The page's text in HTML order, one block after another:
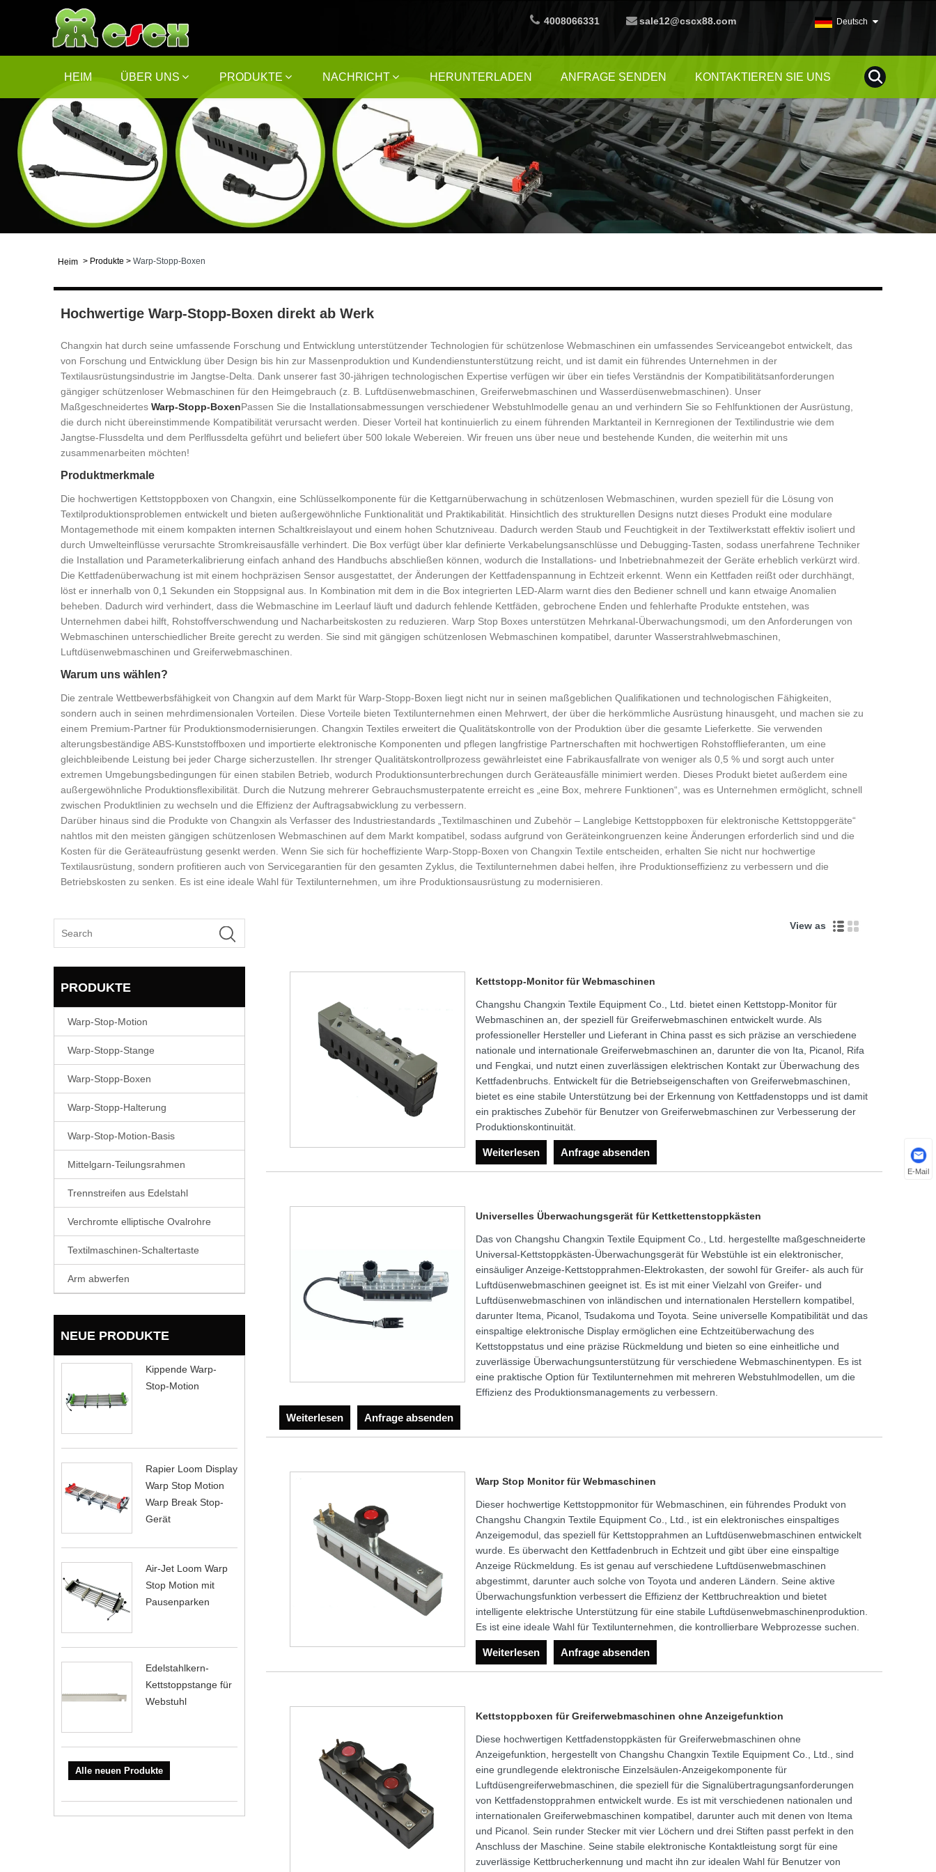
4008066331 sale12@cscx88.com Deutsch
HEIM ÜBER UNS PRODUKTE NACHRICHT HERUNTERLADEN ANFRAGE SENDEN KONTAKTIEREN SIE UNS
Heim > Produkte > Warp-Stopp-Boxen
Hochwertige Warp-Stopp-Boxen direkt ab Werk
Changxin hat durch seine umfassende Forschung und Entwicklung unterstützender Technologien für schützenlose Webmaschinen ein umfassendes Serviceangebot entwickelt, das
von Forschung und Entwicklung über Design bis hin zur Massenproduktion und Kundendienstunterstützung reicht, und ist damit ein führendes Unternehmen in der
Textilausrüstungsindustrie im Jangtse-Delta. Dank unserer fast 30-jährigen technologischen Expertise verfügen wir über ein tiefes Verständnis der Kompatibilitätsanforderungen
gängiger schützenloser Webmaschinen für den Heimgebrauch (z. B. Luftdüsenwebmaschinen, Greiferwebmaschinen und Wasserdüsenwebmaschinen). Unser
Maßgeschneidertes Warp-Stopp-BoxenPassen Sie die Installationsabmessungen verschiedener Webstuhlmodelle genau an und verhindern Sie so Fehlfunktionen der Ausrüstung,
die durch nicht übereinstimmende Kompatibilität verursacht werden. Dieser Vorteil hat kontinuierlich zu einem führenden Marktanteil in Kernregionen der Textilindustrie wie dem
Jangtse-Flussdelta und dem Perlflussdelta geführt und beliefert über 500 lokale Webereien. Wir freuen uns über neue und bestehende Kunden, die weiterhin mit uns
zusammenarbeiten möchten!
Produktmerkmale
Die hochwertigen Kettstoppboxen von Changxin, eine Schlüsselkomponente für die Kettgarnüberwachung in schützenlosen Webmaschinen, wurden speziell für die Lösung von
Textilproduktionsproblemen entwickelt und bieten außergewöhnliche Funktionalität und Praktikabilität. Hinsichtlich des strukturellen Designs nutzt dieses Produkt eine modulare
Montagemethode mit einem kompakten internen Schaltkreislayout und einem hohen Schutzniveau. Dadurch werden Staub und Feuchtigkeit in der Textilwerkstatt effektiv isoliert und
durch Umwelteinflüsse verursachte Stromkreisausfälle verhindert. Die Box verfügt über klar definierte Verkabelungsanschlüsse und Debugging-Tasten, sodass unerfahrene Techniker
die Installation und Parameterkalibrierung einfach anhand des Handbuchs abschließen können, wodurch die Installations- und Inbetriebnahmezeit der Geräte erheblich verkürzt wird.
Die Kettfadenüberwachung ist mit einem hochpräzisen Sensor ausgestattet, der Änderungen der Kettfadenspannung in Echtzeit erkennt. Wenn ein Kettfaden reißt oder durchhängt,
löst er innerhalb von 0,1 Sekunden ein Stoppsignal aus. In Kombination mit dem in die Box integrierten LED-Alarm warnt dies den Bediener schnell und kann etwaige Anomalien
beheben. Dadurch wird verhindert, dass die Webmaschine im Leerlauf läuft und dadurch fehlende Kettfäden, gebrochene Enden und fehlerhafte Produkte entstehen, was
Unternehmen dabei hilft, Rohstoffverschwendung und Nacharbeitskosten zu reduzieren. Warp Stop Boxes unterstützen Mehrkanal-Überwachungsmodi, um den Anforderungen von
Webmaschinen unterschiedlicher Breite gerecht zu werden. Sie sind mit gängigen schützenlosen Webmaschinen kompatibel, darunter Wasserstrahlwebmaschinen,
Luftdüsenwebmaschinen und Greiferwebmaschinen.
Warum uns wählen?
Die zentrale Wettbewerbsfähigkeit von Changxin auf dem Markt für Warp-Stopp-Boxen liegt nicht nur in seinen maßgeblichen Qualifikationen und technologischen Fähigkeiten,
sondern auch in seinen mehrdimensionalen Vorteilen. Diese Vorteile bieten Textilunternehmen einen Mehrwert, der über die herkömmliche Ausrüstung hinausgeht, und machen sie zu
einem Premium-Partner für Produktionsmodernisierungen. Changxin Textiles erweitert die Qualitätskontrolle von der Produktion über die gesamte Lieferkette. Sie verwenden
alterungsbeständige ABS-Kunststoffboxen und importierte elektronische Komponenten und pflegen langfristige Partnerschaften mit hochwertigen Rohstofflieferanten, um eine
gleichbleibende Leistung bei jeder Charge sicherzustellen. Ihr strenger Qualitätskontrollprozess gewährleistet eine Fabrikausfallrate von weniger als 0,5 % und sorgt auch unter
extremen Umgebungsbedingungen für einen stabilen Betrieb, wodurch Produktionsunterbrechungen durch Geräteausfälle minimiert werden. Dieses Produkt bietet außerdem eine
außergewöhnliche Produktionsflexibilität. Durch die Nutzung mehrerer Gebrauchsmusterpatente erreicht es „eine Box, mehrere Funktionen“, was es Unternehmen ermöglicht, schnell
zwischen Produktlinien zu wechseln und die Effizienz der Auftragsabwicklung zu verbessern.
Darüber hinaus sind die Produkte von Changxin als Verfasser des Industriestandards „Textilmaschinen und Zubehör – Langlebige Kettstoppboxen für elektronische Kettstoppgeräte“
nahtlos mit den meisten gängigen schützenlosen Webmaschinen auf dem Markt kompatibel, sodass aufgrund von Geräteinkongruenzen keine Änderungen erforderlich sind und die
Kosten für die Geräteaufrüstung gesenkt werden. Wenn Sie sich für hocheffiziente Warp-Stopp-Boxen von Changxin Textile entscheiden, erhalten Sie nicht nur hochwertige
Textilausrüstung, sondern profitieren auch von Servicegarantien für den gesamten Zyklus, die Textilunternehmen dabei helfen, ihre Produktionseffizienz zu verbessern und die
Betriebskosten zu senken. Es ist eine ideale Wahl für Textilunternehmen, um ihre Produktionsausrüstung zu modernisieren.
PRODUKTE
Warp-Stop-Motion
Warp-Stopp-Stange
Warp-Stopp-Boxen
Warp-Stopp-Halterung
Warp-Stop-Motion-Basis
Mittelgarn-Teilungsrahmen
Trennstreifen aus Edelstahl
Verchromte elliptische Ovalrohre
Textilmaschinen-Schaltertaste
Arm abwerfen
NEUE PRODUKTE
Kippende Warp-
Stop-Motion
Rapier Loom Display
Warp Stop Motion
Warp Break Stop-
Gerät
Air-Jet Loom Warp
Stop Motion mit
Pausenparken
Edelstahlkern-
Kettstoppstange für
Webstuhl
Alle neuen Produkte
View as
Kettstopp-Monitor für Webmaschinen
Changshu Changxin Textile Equipment Co., Ltd. bietet einen Kettstopp-Monitor für
Webmaschinen an, der speziell für Greiferwebmaschinen entwickelt wurde. Als
professioneller Hersteller und Lieferant in China passt es sich präzise an verschiedene
nationale und internationale Greiferwebmaschinen an, darunter die von Ita, Picanol, Rifa
und Fengkai, und nutzt einen zuverlässigen elektrischen Kontakt zur Überwachung des
Kettfadenbruchs. Entwickelt für die Betriebseigenschaften von Greiferwebmaschinen,
bietet es eine stabile Unterstützung bei der Erkennung von Kettfadenstopps und ist damit
ein praktisches Zubehör für Benutzer von Greiferwebmaschinen zur Verbesserung der
Produktionskontinuität.
Weiterlesen Anfrage absenden
Universelles Überwachungsgerät für Kettkettenstoppkästen
Das von Changshu Changxin Textile Equipment Co., Ltd. hergestellte maßgeschneiderte
Universal-Kettstoppkästen-Überwachungsgerät für Webstühle ist ein elektronischer,
einsäuliger Anzeige-Kettstopprahmen-Elektrokasten, der sowohl für Greifer- als auch für
Luftdüsenwebmaschinen geeignet ist. Es ist mit einer Vielzahl von Greifer- und
Luftdüsenwebmaschinen von inländischen und internationalen Herstellern kompatibel,
darunter Itema, Picanol, Tsudakoma und Toyota. Seine universelle Kompatibilität und das
einspaltige elektronische Display ermöglichen eine Echtzeitüberwachung des
Kettstoppstatus und eine präzise Rückmeldung und bieten so eine einheitliche und
zuverlässige Überwachungsunterstützung für verschiedene Webmaschinentypen. Es ist
eine praktische Option für Textilunternehmen mit mehreren Webstuhlmodellen, um die
Effizienz des Produktionsmanagements zu verbessern.
Weiterlesen Anfrage absenden
Warp Stop Monitor für Webmaschinen
Dieser hochwertige Kettstoppmonitor für Webmaschinen, ein führendes Produkt von
Changshu Changxin Textile Equipment Co., Ltd., ist ein elektronisches einspaltiges
Anzeigemodul, das speziell für Kettstopprahmen an Luftdüsenwebmaschinen entwickelt
wurde. Es überwacht den Kettfadenbruch in Echtzeit und gibt über eine einspaltige
Anzeige Rückmeldung. Es ist genau auf verschiedene Luftdüsenwebmaschinen
abgestimmt, darunter auch solche von Toyota und anderen Ländern. Seine aktive
Überwachungsfunktion verbessert die Effizienz der Kettbruchreaktion und bietet
intelligente elektrische Unterstützung für eine stabile Luftdüsenwebmaschinenproduktion.
Es ist eine ideale Wahl für Textilunternehmen, die kontrollierbare Webprozesse suchen.
Weiterlesen Anfrage absenden
Kettstoppboxen für Greiferwebmaschinen ohne Anzeigefunktion
Diese hochwertigen Kettfadenstoppkästen für Greiferwebmaschinen ohne
Anzeigefunktion, hergestellt von Changshu Changxin Textile Equipment Co., Ltd., sind
eine grundlegende elektronische Einzelsäulen-Anzeigekomponente für
Luftdüsengreiferwebmaschinen, die speziell für die Signalübertragungsanforderungen
von Kettfadenstopprahmen entwickelt wurde. Es ist mit verschiedenen nationalen und
internationalen Greiferwebmaschinen kompatibel, darunter auch mit denen von Itema
und Picanol. Sein runder Stecker mit vier Löchern und drei Stiften passt perfekt in den
Anschluss der Maschine. Seine stabile elektronische Kontaktleistung sorgt für eine
zuverlässige Kettbrucherkennung und macht ihn zur idealen Wahl für Benutzer von
E-Mail